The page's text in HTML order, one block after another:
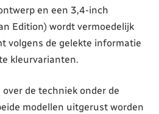
en een 3,4-inch
Edition) wordt vermoedelijk
volgens de gelekte informatie
kleurvarianten.
de techniek onder de
modellen uitgerust worden